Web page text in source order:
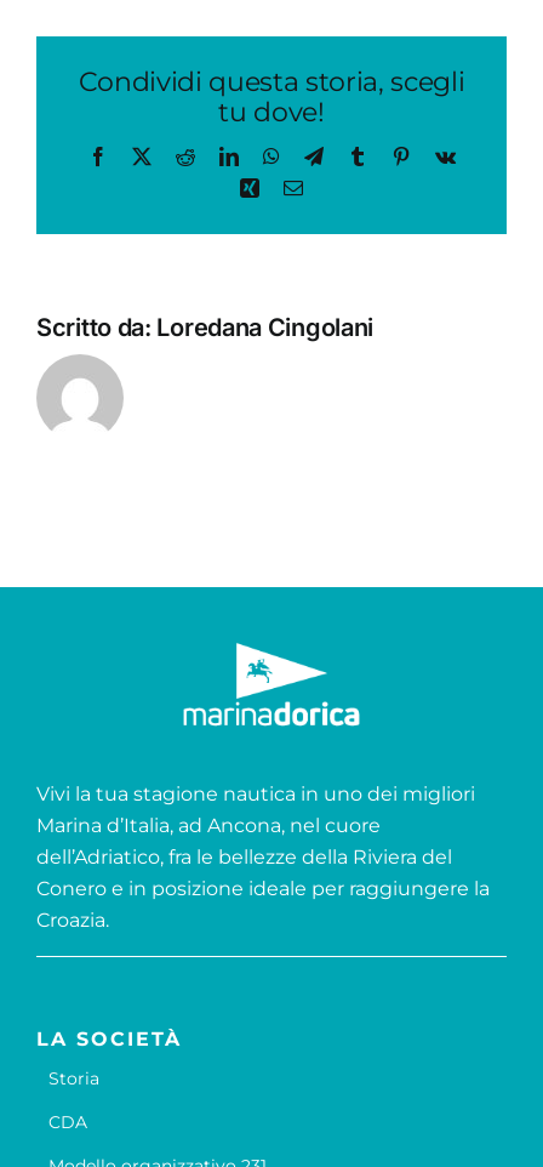
Condividi questa storia, scegli
tu dove!
Facebook
X RedditLinkedInWhatsApp
TelegramTumblrPinterest
Vk
Xing Email
Scritto da: Loredana Cingolani
Vivi la tua stagione nautica in uno dei migliori
Marina d’Italia, ad Ancona, nel cuore
dell’Adriatico, fra le bellezze della Riviera del
Conero e in posizione ideale per raggiungere la
Croazia.
LA SOCIETÀ
Storia
CDA